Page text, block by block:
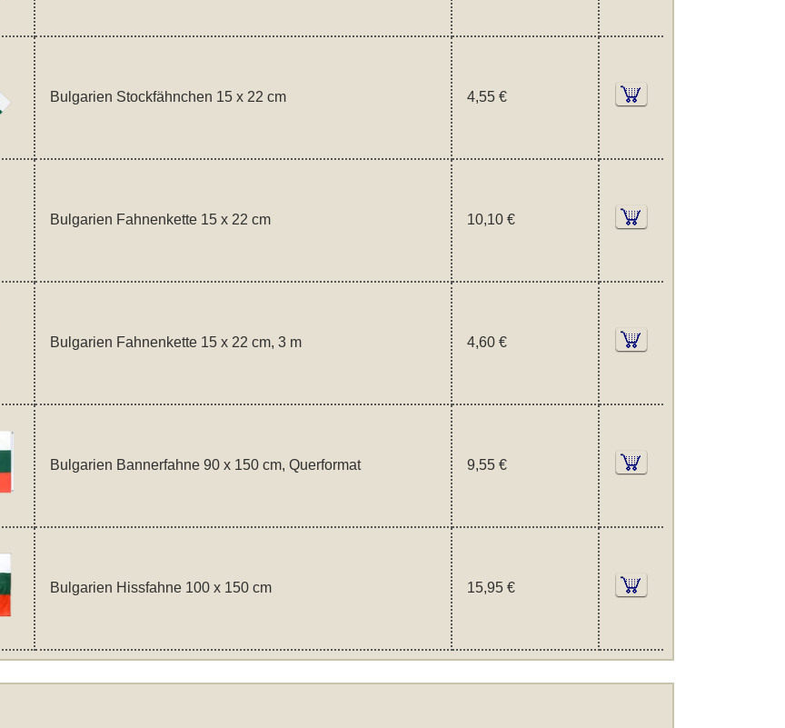
Bulgarien Stockfähnchen 15 x 22 cm 4,55 €
Bulgarien Fahnenkette 15 x 22 cm 10,10 €
Bulgarien Fahnenkette 15 x 22 cm, 3 m 4,60 €
Bulgarien Bannerfahne 90 x 150 cm, Querformat 9,55 €
Bulgarien Hissfahne 100 x 150 cm 15,95 €